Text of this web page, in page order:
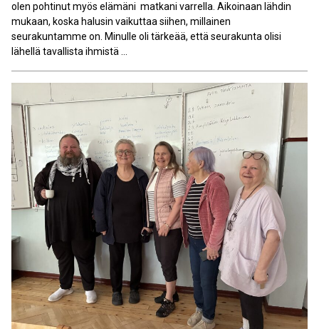
olen pohtinut myös elämäni matkani varrella. Aikoinaan lähdin
mukaan, koska halusin vaikuttaa siihen, millainen
seurakuntamme on. Minulle oli tärkeää, että seurakunta olisi
lähellä tavallista ihmistä ...